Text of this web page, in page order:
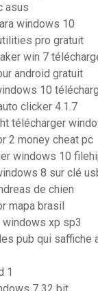
asus
windows 10
pro gratuit
win 7
android gratuit
10
clicker 4.1.7
télécharger
2 money cheat pc
windows 10
8 sur clé
de chien
mapa brasil
windows xp sp3
pub qui saffiche
1